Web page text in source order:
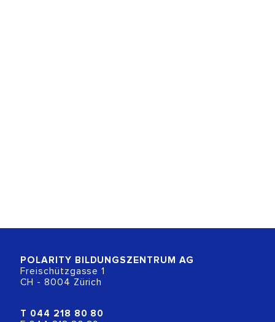
POLARITY BILDUNGSZENTRUM AG
Freischützgasse 1
CH - 8004 Zürich
T 044 218 80 80